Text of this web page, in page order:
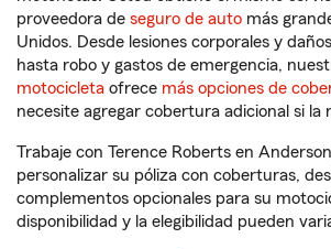
proveedora de seguro de auto más
Unidos. Desde lesiones corporales y
hasta robo y gastos de emergencia,
motocicleta ofrece más opciones de
necesite agregar cobertura adicional si la
Trabaje con Terence Roberts en
personalizar su póliza con coberturas,
complementos opcionales para su
disponibilidad y la elegibilidad pueden